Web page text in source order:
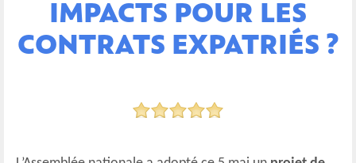
IMPACTS POUR LES
CONTRATS EXPATRIÉS ?